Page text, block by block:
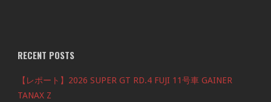
RECENT POSTS
【レポート】2026 SUPER GT RD.4 FUJI 11号車 GAINER
TANAX Z